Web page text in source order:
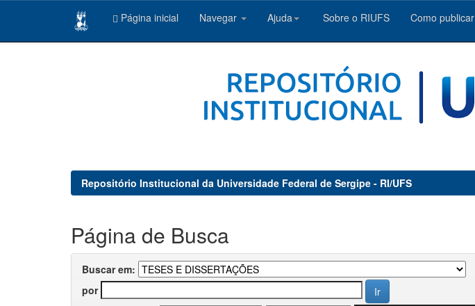
Página inicial Navegar Ajuda Sobre o RIUFS Como publicar
Repositório Institucional da Universidade Federal de Sergipe - RI/UFS
Página de Busca
Buscar em:
por